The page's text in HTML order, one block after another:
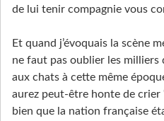
de lui tenir compagnie vous
Et quand j’évoquais la scène
ne faut pas oublier les milliers
aux chats à cette même
aurez peut-être honte de crier
bien que la nation française